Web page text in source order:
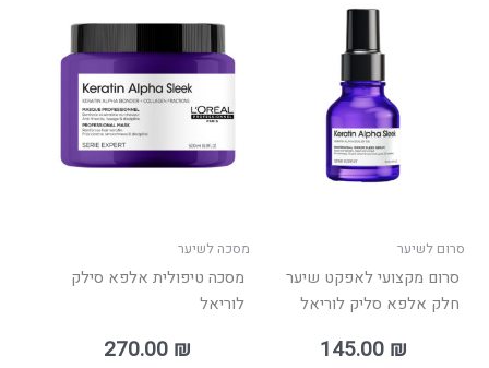
סרום לשיער
סרום מקצועי לאפקט שיער
חלק אלפא סליק לוריאל
145.00 ₪
מסכה לשיער
מסכה טיפולית אלפא סילק
לוריאל
270.00 ₪